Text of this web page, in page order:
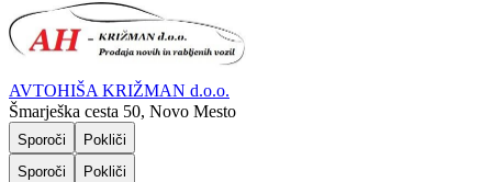
AVTOHIŠA KRIŽMAN d.o.o.
Šmarješka cesta 50, Novo Mesto
Sporoči
Pokliči
Sporoči
Pokliči